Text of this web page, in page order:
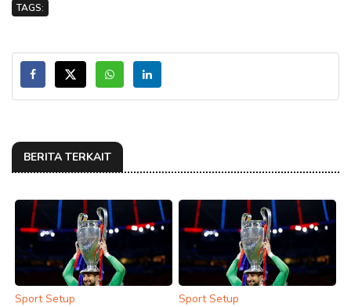
TAGS:
BERITA TERKAIT
Sport Setup Sport Setup